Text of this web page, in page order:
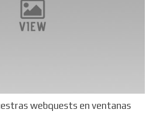
webquests en ventanas